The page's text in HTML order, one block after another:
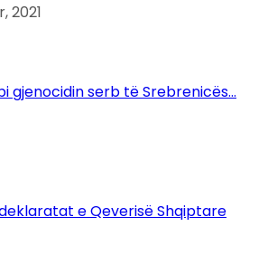
2021
gjenocidin serb të Srebrenicës…
e Qeverisë Shqiptare